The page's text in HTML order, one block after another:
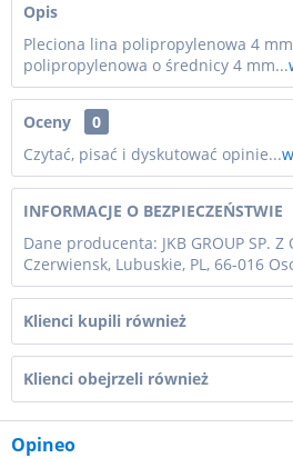
Opis
Pleciona lina polipropylenowa 4
polipropylenowa o średnicy 4 mm...
Oceny
0
Czytać, pisać i dyskutować opinie...
INFORMACJE O BEZPIECZEŃSTWIE
Dane producenta: JKB GROUP SP.
Czerwiensk, Lubuskie, PL, 66-016
Klienci kupili również
Klienci obejrzeli również
Opineo